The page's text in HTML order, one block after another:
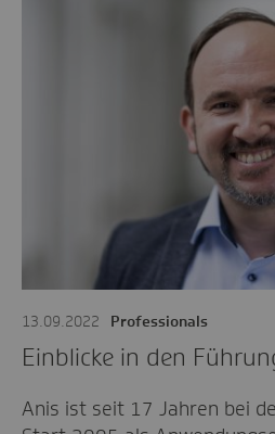
13.09.2022 Professionals
Einblicke in den
Anis ist seit 17 Jahren bei